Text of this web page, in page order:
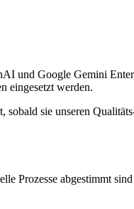
und Google Gemini
eingesetzt werden.
sie unseren
Prozesse abgestimmt